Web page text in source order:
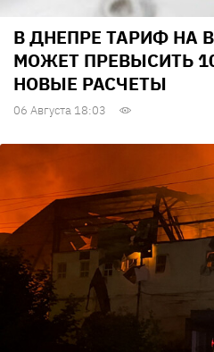
В ДНЕПРЕ ТАРИФ НА
МОЖЕТ ПРЕВЫСИТЬ
НОВЫЕ РАСЧЕТЫ
06 Августа 18:03